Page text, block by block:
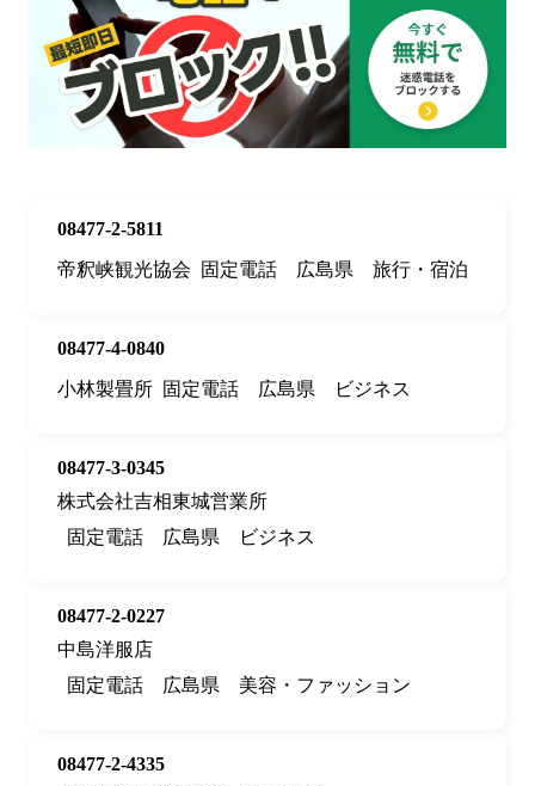
08477-2-5811
帝釈峡観光協会
固定電話 広島県 旅行・宿泊
08477-4-0840
小林製畳所 固定電話 広島県 ビジネス
08477-3-0345
株式会社吉相東城営業所
固定電話
広島県 ビジネス
08477-2-0227
中島洋服店
固定電話
広島県 美容・ファッション
08477-2-4335